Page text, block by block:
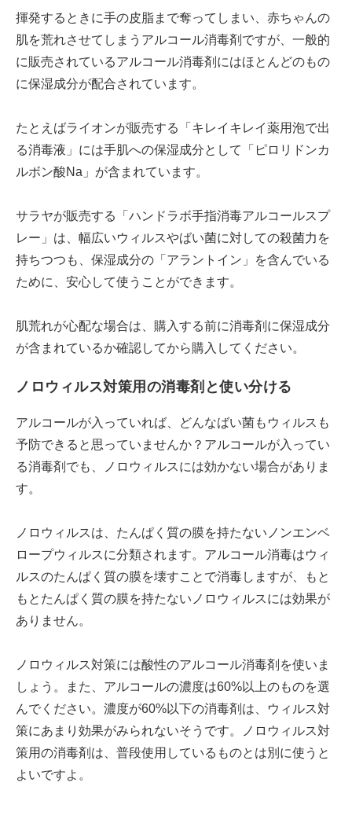
揮発するときに手の皮脂まで奪ってしまい、赤ちゃんの
肌を荒れさせてしまうアルコール消毒剤ですが、一般的
に販売されているアルコール消毒剤にはほとんどのもの
に保湿成分が配合されています。
たとえばライオンが販売する「キレイキレイ薬用泡で出
る消毒液」には手肌への保湿成分として「ピロリドンカ
ルボン酸Na」が含まれています。
サラヤが販売する「ハンドラボ手指消毒アルコールスプ
レー」は、幅広いウィルスやばい菌に対しての殺菌力を
持ちつつも、保湿成分の「アラントイン」を含んでいる
ために、安心して使うことができます。
肌荒れが心配な場合は、購入する前に消毒剤に保湿成分
が含まれているか確認してから購入してください。
ノロウィルス対策用の消毒剤と使い分ける
アルコールが入っていれば、どんなばい菌もウィルスも
予防できると思っていませんか？アルコールが入ってい
る消毒剤でも、ノロウィルスには効かない場合がありま
す。
ノロウィルスは、たんぱく質の膜を持たないノンエンベ
ロープウィルスに分類されます。アルコール消毒はウィ
ルスのたんぱく質の膜を壊すことで消毒しますが、もと
もとたんぱく質の膜を持たないノロウィルスには効果が
ありません。
ノロウィルス対策には酸性のアルコール消毒剤を使いま
しょう。また、アルコールの濃度は60%以上のものを選
んでください。濃度が60%以下の消毒剤は、ウィルス対
策にあまり効果がみられないそうです。ノロウィルス対
策用の消毒剤は、普段使用しているものとは別に使うと
よいですよ。